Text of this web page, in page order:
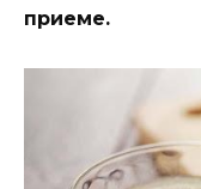
пpиeмe.